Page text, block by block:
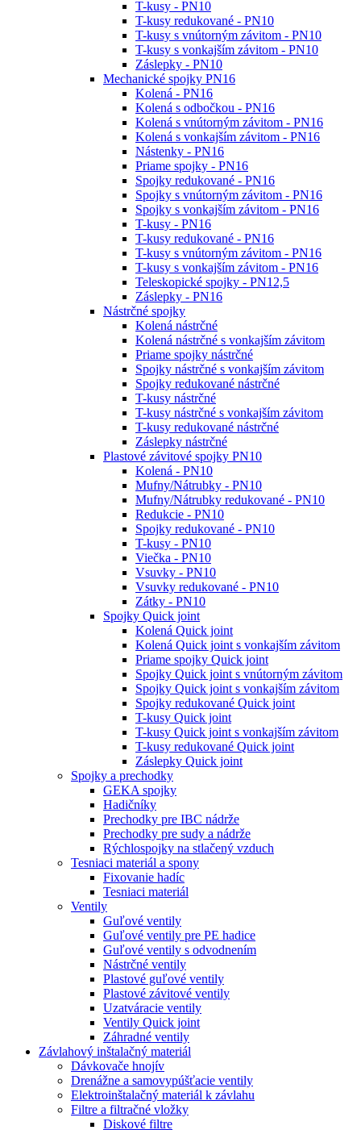
T-kusy - PN10
T-kusy redukované - PN10
T-kusy s vnútorným závitom - PN10
T-kusy s vonkajším závitom - PN10
Záslepky - PN10
Mechanické spojky PN16
Kolená - PN16
Kolená s odbočkou - PN16
Kolená s vnútorným závitom - PN16
Kolená s vonkajším závitom - PN16
Nástenky - PN16
Priame spojky - PN16
Spojky redukované - PN16
Spojky s vnútorným závitom - PN16
Spojky s vonkajším závitom - PN16
T-kusy - PN16
T-kusy redukované - PN16
T-kusy s vnútorným závitom - PN16
T-kusy s vonkajším závitom - PN16
Teleskopické spojky - PN12,5
Záslepky - PN16
Nástrčné spojky
Kolená nástrčné
Kolená nástrčné s vonkajším závitom
Priame spojky nástrčné
Spojky nástrčné s vonkajším závitom
Spojky redukované nástrčné
T-kusy nástrčné
T-kusy nástrčné s vonkajším závitom
T-kusy redukované nástrčné
Záslepky nástrčné
Plastové závitové spojky PN10
Kolená - PN10
Mufny/Nátrubky - PN10
Mufny/Nátrubky redukované - PN10
Redukcie - PN10
Spojky redukované - PN10
T-kusy - PN10
Viečka - PN10
Vsuvky - PN10
Vsuvky redukované - PN10
Zátky - PN10
Spojky Quick joint
Kolená Quick joint
Kolená Quick joint s vonkajším závitom
Priame spojky Quick joint
Spojky Quick joint s vnútorným závitom
Spojky Quick joint s vonkajším závitom
Spojky redukované Quick joint
T-kusy Quick joint
T-kusy Quick joint s vonkajším závitom
T-kusy redukované Quick joint
Záslepky Quick joint
Spojky a prechodky
GEKA spojky
Hadičníky
Prechodky pre IBC nádrže
Prechodky pre sudy a nádrže
Rýchlospojky na stlačený vzduch
Tesniaci materiál a spony
Fixovanie hadíc
Tesniaci materiál
Ventily
Guľové ventily
Guľové ventily pre PE hadice
Guľové ventily s odvodnením
Nástrčné ventily
Plastové guľové ventily
Plastové závitové ventily
Uzatváracie ventily
Ventily Quick joint
Záhradné ventily
Závlahový inštalačný materiál
Dávkovače hnojív
Drenážne a samovypúšťacie ventily
Elektroinštalačný materiál k závlahu
Filtre a filtračné vložky
Diskové filtre